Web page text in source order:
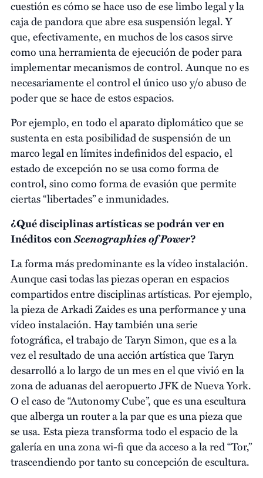
cuestión es cómo se hace uso de ese limbo legal y la
caja de pandora que abre esa suspensión legal. Y
que, efectivamente, en muchos de los casos sirve
como una herramienta de ejecución de poder para
implementar mecanismos de control. Aunque no es
necesariamente el control el único uso y/o abuso de
poder que se hace de estos espacios.
Por ejemplo, en todo el aparato diplomático que se
sustenta en esta posibilidad de suspensión de un
marco legal en límites indefinidos del espacio, el
estado de excepción no se usa como forma de
control, sino como forma de evasión que permite
ciertas “libertades” e inmunidades.
¿Qué disciplinas artísticas se podrán ver en
Inéditos conScenographies of Power?
La forma más predominante es la vídeo instalación.
Aunque casi todas las piezas operan en espacios
compartidos entre disciplinas artísticas. Por ejemplo,
la pieza de Arkadi Zaides es una performance y una
vídeo instalación. Hay también una serie
fotográfica, el trabajo de Taryn Simon, que es a la
vez el resultado de una acción artística que Taryn
desarrolló a lo largo de un mes en el que vivió en la
zona de aduanas del aeropuerto JFK de Nueva York.
O el caso de “Autonomy Cube”, que es una escultura
que alberga un router a la par que es una pieza que
se usa. Esta pieza transforma todo el espacio de la
galería en una zona wi-fi que da acceso a la red “Tor,”
trascendiendo por tanto su concepción de escultura.